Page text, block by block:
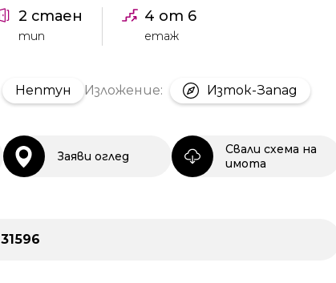
2 стаен
тип
4 от 6
етаж
Нептун Изложение: Изток-Запад
Заяви оглед
Свали схема на
имота
31596